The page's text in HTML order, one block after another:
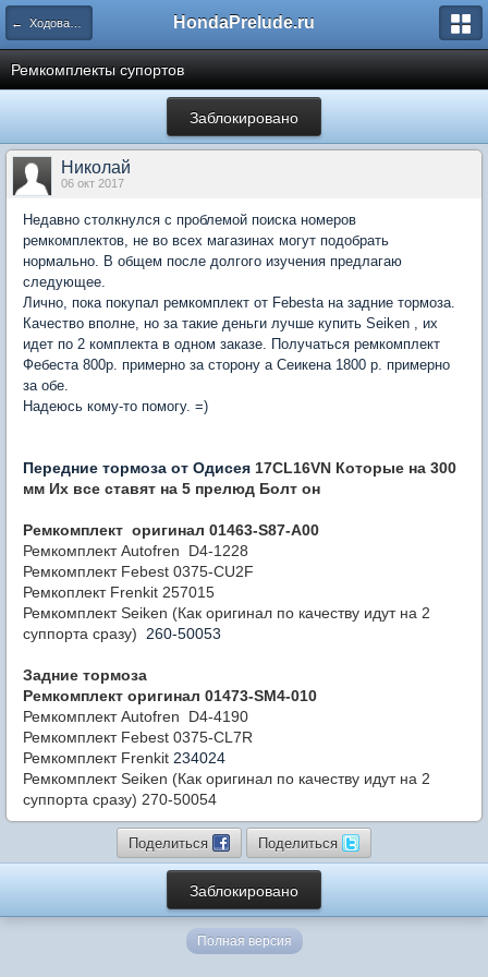
← Ходовая часть\тормоза\рулевое HondaPrelude.ru
Ремкомплекты супортов
Заблокировано
Николай
06 окт 2017
Недавно столкнулся с проблемой поиска номеров
ремкомплектов, не во всех магазинах могут подобрать
нормально. В общем после долгого изучения предлагаю
следующее.
Лично, пока покупал ремкомплект от Febesta на задние тормоза.
Качество вполне, но за такие деньги лучше купить Seiken , их
идет по 2 комплекта в одном заказе. Получаться ремкомплект
Фебеста 800р. примерно за сторону а Сеикена 1800 р. примерно
за обе.
Надеюсь кому-то помогу. =)
Передние тормоза от Одисея 17CL16VN Которые на 300
мм Их все ставят на 5 прелюд Болт он
Ремкомплект оригинал 01463-S87-A00
Ремкомплект Autofren
D4-1228
Ремкомплект Febest 0375-CU2F
Ремкоплект Frenkit 257015
Ремкомплект Seiken (Как оригинал по качеству идут на 2
суппорта сразу)
260-50053
Задние тормоза
Ремкомплект оригинал 01473-SM4-010
Ремкомплект Autofren
D4-4190
Ремкомплект Febest 0375-CL 7R
Ремкомплект Frenkit 234024
Ремкомплект Seiken (Как оригинал по качеству идут на 2
суппорта сразу) 270-50054
Поделиться Поделиться
Заблокировано
Полная версия